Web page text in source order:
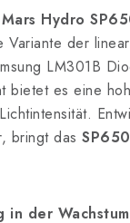
Mars Hydro
Variante der
LM301B
bietet es eine
bringt das
in der